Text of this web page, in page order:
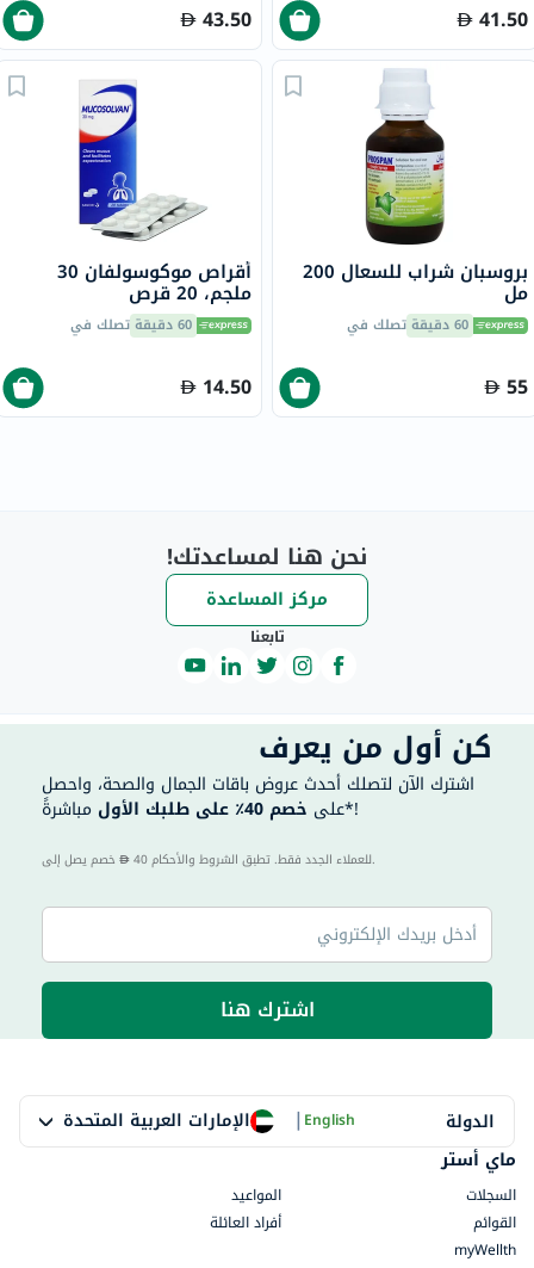
41.50
43.50
بروسبان شراب للسعال 200
مل
60 دقيقة تصلك في
55
أقراص موكوسولفان 30
ملجم، 20 قرص
60 دقيقة تصلك في
14.50
نحن هنا لمساعدتك!
مركز المساعدة
تابعنا
كن أول من يعرف
اشترك الآن لتصلك أحدث عروض باقات الجمال والصحة، واحصل
على خصم 40٪ على طلبك الأول مباشرةً*!
40 للعملاء الجدد فقط. تطبق الشروط والأحكام.
اشترك هنا
الدولة الإمارات العربية المتحدة |English
ماي أستر
السجلات
المواعيد
القوائم
أفراد العائلة
myWellth